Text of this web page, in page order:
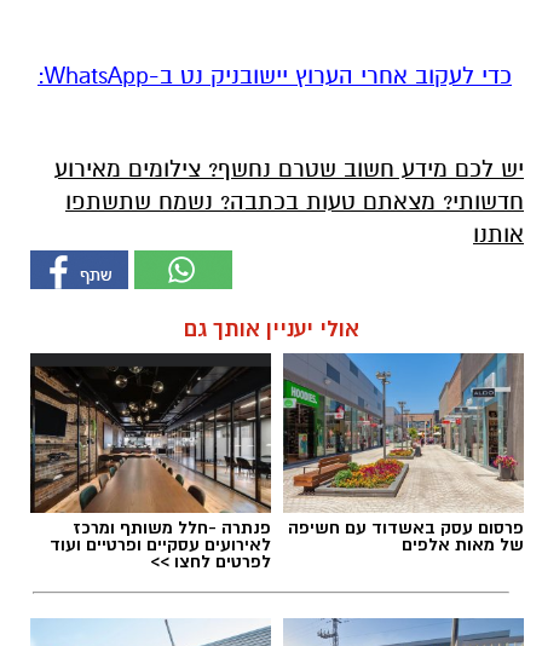
‏כדי לעקוב אחרי הערוץ יישובניק נט ב-WhatsApp:‏‏‏
יש לכם מידע חשוב שטרם נחשף? צילומים מאירוע
חדשותי? מצאתם טעות בכתבה? נשמח שתשתפו
אותנו
אולי יעניין אותך גם
פרסום עסק באשדוד עם חשיפה
של מאות אלפים
פנתרה -חלל משותף ומרכז
לאירועים עסקיים ופרטיים ועוד
לפרטים לחצו >>